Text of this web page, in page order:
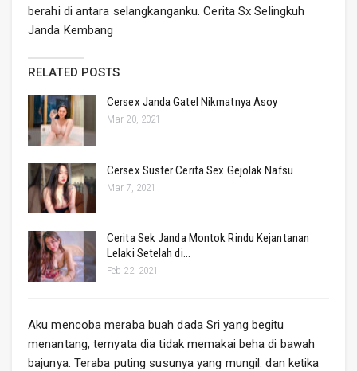
berahi di antara selangkanganku. Cerita Sx Selingkuh
Janda Kembang
RELATED POSTS
Cersex Janda Gatel Nikmatnya Asoy
Mar 20, 2021
Cersex Suster Cerita Sex Gejolak Nafsu
Mar 7, 2021
Cerita Sek Janda Montok Rindu Kejantanan
Lelaki Setelah di…
Feb 22, 2021
Aku mencoba meraba buah dada Sri yang begitu
menantang, ternyata dia tidak memakai beha di bawah
bajunya. Teraba puting susunya yang mungil. dan ketika